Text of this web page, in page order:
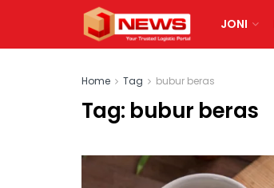
JONI
Home Tag bubur beras
Tag: bubur beras